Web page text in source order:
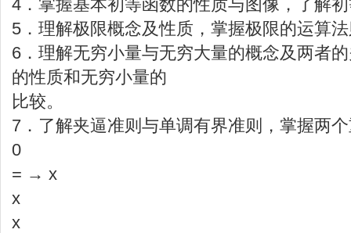
4．掌握基本初等函数的性质与图像，了解
5．理解极限概念及性质，掌握极限的运算
6．理解无穷小量与无穷大量的概念及两者
的性质和无穷小量的
比较。
7．了解夹逼准则与单调有界准则，掌握两
0
= → x
x
x